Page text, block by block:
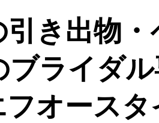
引き出物
ブライダ
フオース